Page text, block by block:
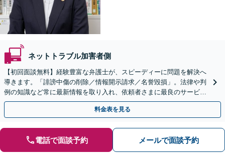
ネットトラブル加害者側
【初回面談無料】経験豊富な弁護士が、スピーディーに問題を解決へ
導きます。「誹謗中傷の削除／情報開示請求／名誉毀損」。法律や判
例の知識など常に最新情報を取り入れ、依頼者さまに最良のサービス
を提供【WEB面談対応】
料金表を見る
電話で面談予約 メールで面談予約